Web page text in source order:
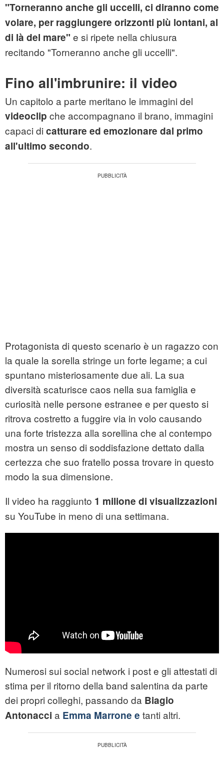
"Torneranno anche gli uccelli, ci diranno come
volare, per raggiungere orizzonti più lontani, al
di là del mare" e si ripete nella chiusura
recitando "Torneranno anche gli uccelli".
Fino all'imbrunire: il video
Un capitolo a parte meritano le immagini del
videoclip che accompagnano il brano, immagini
capaci di catturare ed emozionare dal primo
all'ultimo secondo.
Protagonista di questo scenario è un ragazzo con
la quale la sorella stringe un forte legame; a cui
spuntano misteriosamente due ali. La sua
diversità scaturisce caos nella sua famiglia e
curiosità nelle persone estranee e per questo si
ritrova costretto a fuggire via in volo causando
una forte tristezza alla sorellina che al contempo
mostra un senso di soddisfazione dettato dalla
certezza che suo fratello possa trovare in questo
modo la sua dimensione.
Il video ha raggiunto 1 milione di visualizzazioni
su YouTube in meno di una settimana.
Numerosi sui social network i post e gli attestati di
stima per il ritorno della band salentina da parte
dei propri colleghi, passando da Biagio
Antonacci a Emma Marrone e tanti altri.